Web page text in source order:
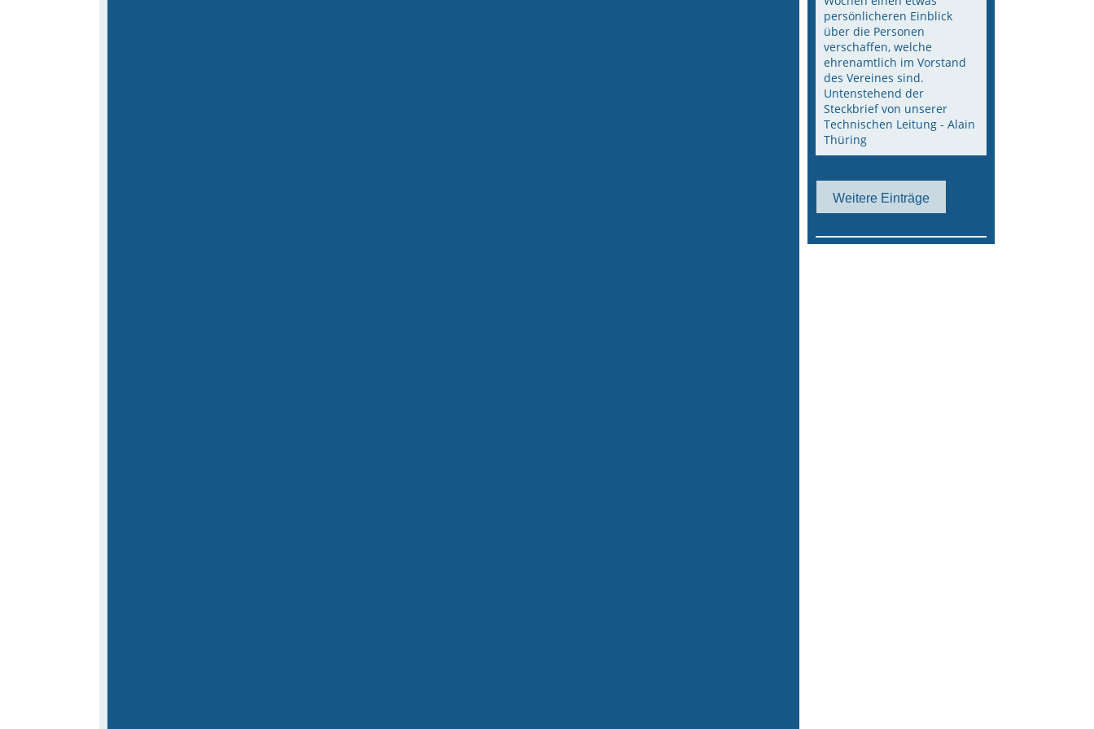
persönlicheren Einblick
über die Personen
verschaffen, welche
ehrenamtlich im Vorstand
des Vereines sind.
Untenstehend der
Steckbrief von unserer
Technischen Leitung - Alain
Thüring
Weitere Einträge